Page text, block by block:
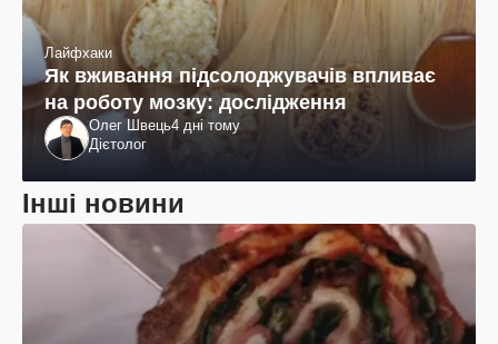
Лайфхаки
Як вживання підсолоджувачів впливає
на роботу мозку: дослідження
Олег Швець4 дні тому
Дієтолог
Інші новини